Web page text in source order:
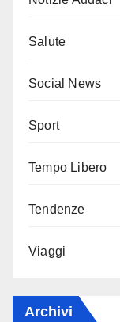
Salute
Social News
Sport
Tempo Libero
Tendenze
Viaggi
Archivi